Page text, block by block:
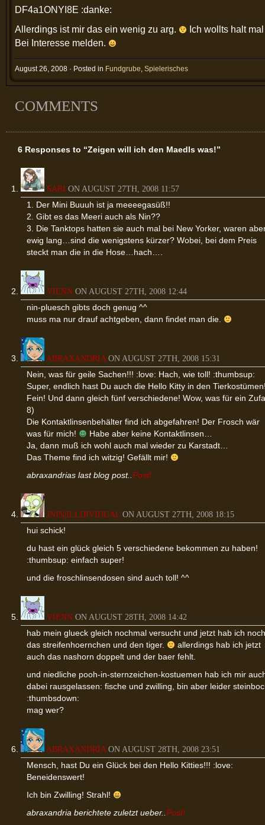
DF4a1ONYI8E :danke:
Allerdings ist mir das ein wenig zu arg.
Ich wollts halt
Bei Interesse melden.
August 26, 2008 · Posted in Fundgrube, Spielerisches
COMMENTS
6 Responses to “Zeigen will ich den Maedls was!”
SARI ON AUGUST 27TH, 2008 11:57
1. Der Mini Buuuh ist ja meeeegasüß!!
2. Gibt es das Meeri auch als Nin??
3. Die Tanktops hatten sie auch mal bei New Yorker, waren
ewig lang…sind die wenigstens kürzer? Wobei, bei dem Preis
steckt man die in die Hose…hach….
VIENN ON AUGUST 27TH, 2008 12:44
nin-pluesch gibts doch genug ^^
muss ma nur drauf achtgeben, dann findet man die.
ABRAXANDRIAON AUGUST 27TH, 2008 15:31
Nein, was für geile Sachen!!! :love: Hach, wie toll! :thumbsup:
Super, endlich hast Du auch die Hello Kitty in den
Fein! Und dann gleich fünf verschiedene! Wow, was für ein
8)
Die Kontaktlinsenbehälter find ich abgefahren! Der Frosch wär
was für mich!
Habe aber keine Kontaktlinsen…
Ja, dann muß ich wohl auch mal wieder zu Karstadt…
Das Theme find ich witzig! Gefällt mir!
abraxandrias last blog post..Post!
JNIN|ILLDIVIDUAL ON AUGUST 27TH, 2008 18:15
hui schick!
du hast ein glück gleich 5 verschiedene bekommen zu haben!
:thumbsup: einfach super!
und die froschlinsendosen sind auch toll! ^^
VIENN ON AUGUST 28TH, 2008 14:42
hab mein glueck gleich nochmal versucht und jetzt hab ich noch
das streifenhoernchen und den tiger.
allerdings hab ich jetzt
auch das nashorn doppelt und der baer fehlt.
und niedliche pooh-in-sternzeichen-kostuemen hab ich mir
dabei rausgelassen: fische und zwilling, bin aber leider
:thumbsdown:
mag wer?
ABRAXANDRIAON AUGUST 28TH, 2008 23:51
Mensch, hast Du ein Glück bei den Hello Kitties!!! :love:
Beneidenswert!
Ich bin Zwilling! Strahl!
abraxandria berichtete zuletzt ueber..Post!